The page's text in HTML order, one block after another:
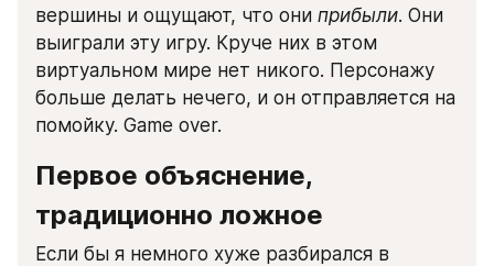
вершины и ощущают, что они прибыли. Они
выиграли эту игру. Круче них в этом
виртуальном мире нет никого. Персонажу
больше делать нечего, и он отправляется на
помойку. Game over.
Первое объяснение,
традиционно ложное
Если бы я немного хуже разбирался в